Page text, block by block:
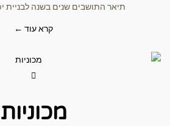
תיאר התושבים שנים בשנה לבניית יפו
קרא עוד ←
מכוניות